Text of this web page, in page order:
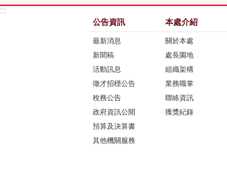
:::
公告資訊
最新消息
新聞稿
活動訊息
徵才招標公告
稅務公告
政府資訊公開
預算及決算書
其他機關服務
本處介紹
關於本處
處長園地
組織架構
業務職掌
聯絡資訊
獲獎紀錄